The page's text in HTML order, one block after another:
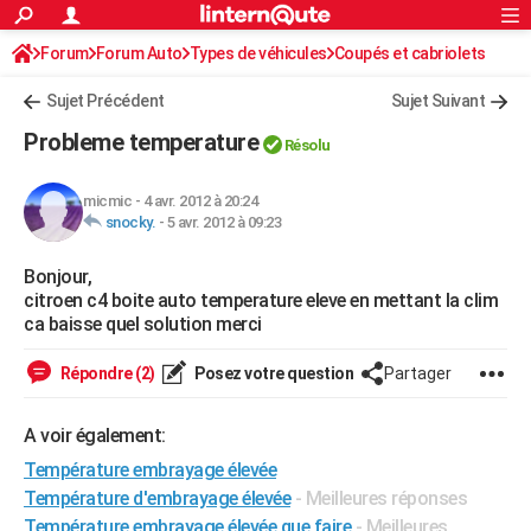
ACTUALITÉS
Politique
Société
Faits Divers
Education
Monde
Villes
+
Retraite
Impôts
Epargne
Immobilier
Risques naturels par ville
Banque
Assurance
Crédit
AUTO
HIGH-TECH
Mobiles
Meilleur smartphone
Internet
Ordinateurs
Jeux vidéo
Guide high-tech
+BRICOLAGE
Forum
Aménagement intérieur
Extérieur
Cuisine
Salle de bains
Jardinage
Rangement
WEEK-END
SANTE
Alimentation
Guide de la santé
Maladies
Médicaments
Sommeil
VOYAGE
Rechercher
S'inscrire
Connexion
Forum Forum Auto Types de véhicules Coupés et cabriolets
Sujet Précédent Sujet Suivant
Probleme temperature Résolu
micmic - 4 avr. 2012 à 20:24
snocky. - 5 avr. 2012 à 09:23
Bonjour,
citroen c4 boite auto temperature eleve en mettant la clim
ca baisse quel solution merci
Répondre (2) Posez votre question Partager
A voir également:
Température embrayage élevée
Température d'embrayage élevée - Meilleures réponses